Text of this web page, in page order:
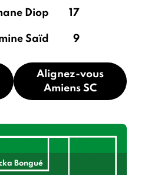
Diop 17
Saïd 9
Alignez-vous
Amiens SC
Bongué